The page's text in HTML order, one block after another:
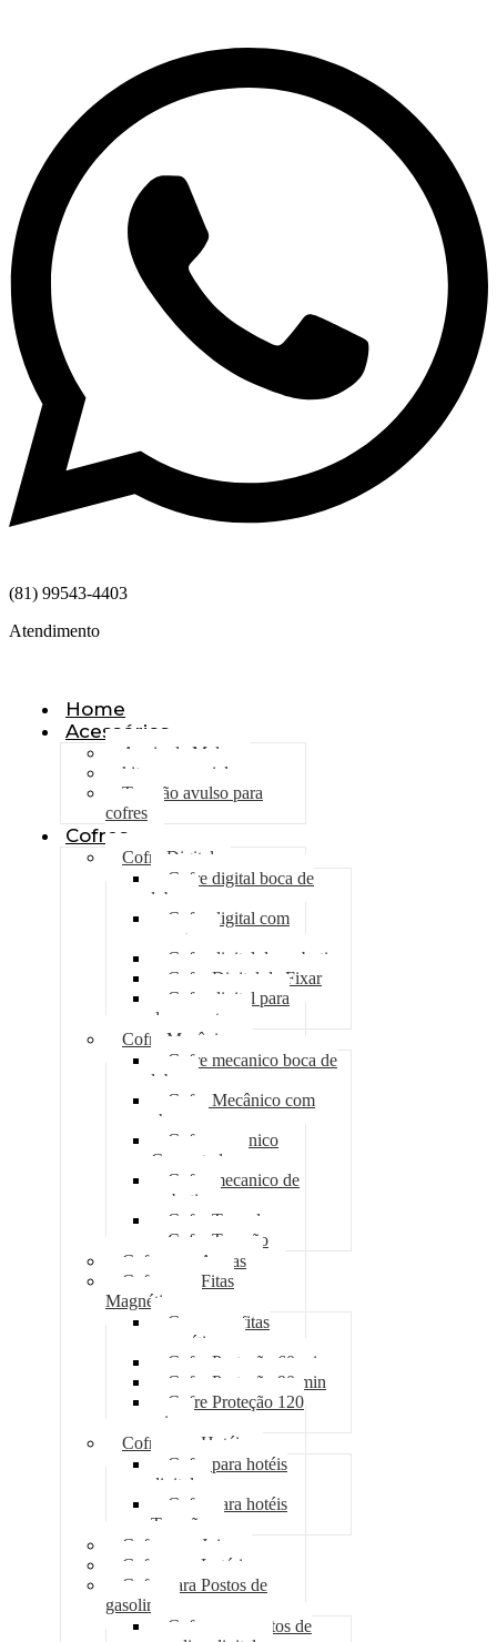
(81) 99543-4403
Atendimento
Home
Acessórios
Apoio de Malas
kit emergencial
Trancão avulso para
cofres
Cofres
Cofre Digital
Cofre digital boca de
lobo
Cofre digital com
gavetas
Cofre digital de embutir
Cofre Digital de Fixar
Cofre digital para
documentos
Cofre Mecânico
Cofre mecanico boca de
lobo
Cofre Mecânico com
chave
Cofre mecanico
Concretado
Cofre mecanico de
embutir
Cofre Tomada
Cofre Trancão
Cofre para Armas
Cofre para Fitas
Magnéticas
Case para fitas
magnéticas
Cofre Proteção 60 min
Cofre Proteção 90 min
Cofre Proteção 120
min
Cofre para Hotéis
Cofre para hotéis
digital
Cofre para hotéis
Trancão
Cofre para Joias
Cofre para Lotéricas
Cofre para Postos de
gasolina
Cofre para postos de